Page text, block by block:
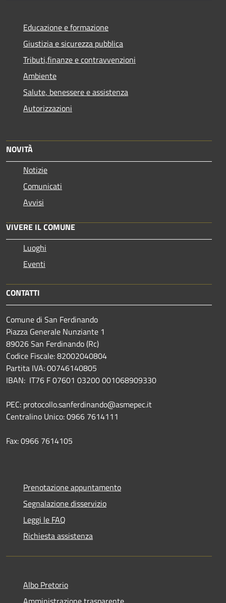
Educazione e formazione
Giustizia e sicurezza pubblica
Tributi,finanze e contravvenzioni
Ambiente
Salute, benessere e assistenza
Autorizzazioni
NOVITÀ
Notizie
Comunicati
Avvisi
VIVERE IL COMUNE
Luoghi
Eventi
CONTATTI
Comune di San Ferdinando
Piazza Generale Nunziante 1
89026 San Ferdinando (Rc)
Codice Fiscale: 82002040804
Partita IVA: 00746140805
IBAN: IT76 F 07601 03200 001068909330
PEC: protocollo.sanferdinando@asmepec.it
Centralino Unico: 0966 7614111
Fax: 0966 7614105
Prenotazione appuntamento
Segnalazione disservizio
Leggi le FAQ
Richiesta assistenza
Albo Pretorio